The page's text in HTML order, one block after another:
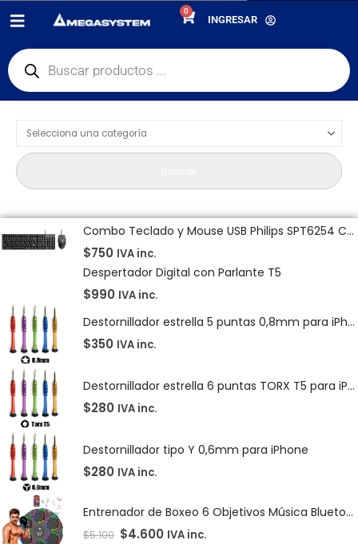
0
INGRESAR
PRODUCTOSDIA DEL PADRE
Product Category Dropdown
Combo Teclado y Mouse USB Philips SPT6254 Cableado
$750 IVA inc.
Despertador Digital con Parlante T5
$990 IVA inc.
Destornillador estrella 5 puntas 0,8mm para iPhone
$350 IVA inc.
Destornillador estrella 6 puntas TORX T5 para iPhone
$280 IVA inc.
Destornillador tipo Y 0,6mm para iPhone
$280 IVA inc.
Entrenador de Boxeo 6 Objetivos Música Bluetooth
$5.100 $4.600 IVA inc.